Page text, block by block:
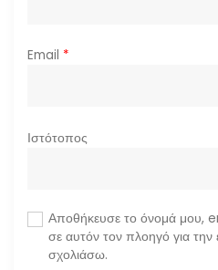
Email *
Ιστότοπος
Αποθήκευσε το όνομά μου,
σε αυτόν τον πλοηγό για
σχολιάσω.